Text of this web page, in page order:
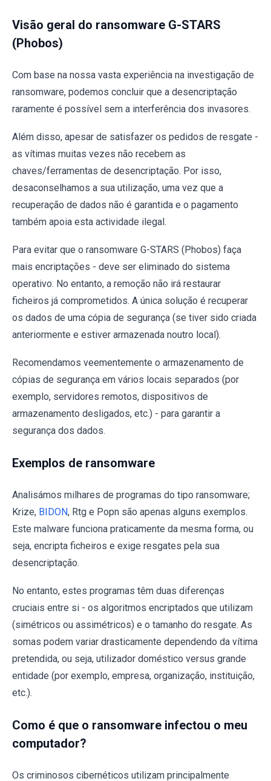
Visão geral do ransomware G-STARS
(Phobos)
Com base na nossa vasta experiência na investigação de
ransomware, podemos concluir que a desencriptação
raramente é possível sem a interferência dos invasores.
Além disso, apesar de satisfazer os pedidos de resgate -
as vítimas muitas vezes não recebem as
chaves/ferramentas de desencriptação. Por isso,
desaconselhamos a sua utilização, uma vez que a
recuperação de dados não é garantida e o pagamento
também apoia esta actividade ilegal.
Para evitar que o ransomware G-STARS (Phobos) faça
mais encriptações - deve ser eliminado do sistema
operativo. No entanto, a remoção não irá restaurar
ficheiros já comprometidos. A única solução é recuperar
os dados de uma cópia de segurança (se tiver sido criada
anteriormente e estiver armazenada noutro local).
Recomendamos veementemente o armazenamento de
cópias de segurança em vários locais separados (por
exemplo, servidores remotos, dispositivos de
armazenamento desligados, etc.) - para garantir a
segurança dos dados.
Exemplos de ransomware
Analisámos milhares de programas do tipo ransomware;
Krize, BIDON, Rtg e Popn são apenas alguns exemplos.
Este malware funciona praticamente da mesma forma, ou
seja, encripta ficheiros e exige resgates pela sua
desencriptação.
No entanto, estes programas têm duas diferenças
cruciais entre si - os algoritmos encriptados que utilizam
(simétricos ou assimétricos) e o tamanho do resgate. As
somas podem variar drasticamente dependendo da vítima
pretendida, ou seja, utilizador doméstico versus grande
entidade (por exemplo, empresa, organização, instituição,
etc.).
Como é que o ransomware infectou o meu
computador?
Os criminosos cibernéticos utilizam principalmente